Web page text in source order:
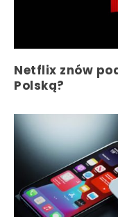
Netflix znów
Polską?